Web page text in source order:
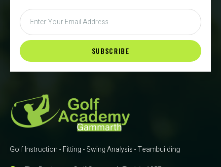
SUBSCRIBE
Golf Instruction - Fitting - Swing Analysis - Teambuilding